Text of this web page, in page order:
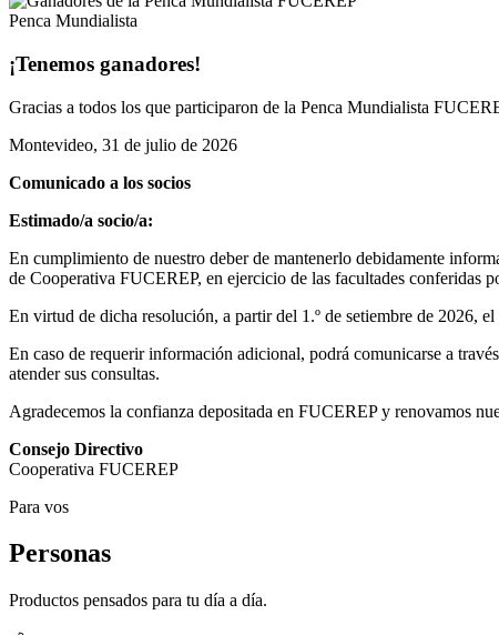
Penca Mundialista
¡Tenemos ganadores!
Gracias a todos los que participaron de la Penca Mundialista
Montevideo, 31 de julio de 2026
Comunicado a los socios
Estimado/a socio/a:
En cumplimiento de nuestro deber de mantenerlo debidamente
de Cooperativa FUCEREP, en ejercicio de las facultades conferidas
En virtud de dicha resolución, a partir del 1.º de setiembre de 2026,
En caso de requerir información adicional, podrá comunicarse a
atender sus consultas.
Agradecemos la confianza depositada en FUCEREP y renovamos
Consejo Directivo
Cooperativa FUCEREP
Para vos
Personas
Productos pensados para tu día a día.